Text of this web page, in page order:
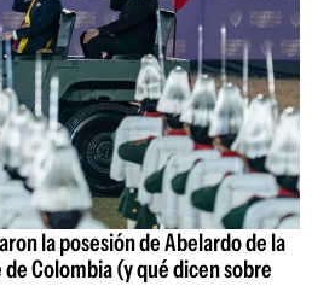
la posesión de Abelardo de la
Colombia (y qué dicen sobre